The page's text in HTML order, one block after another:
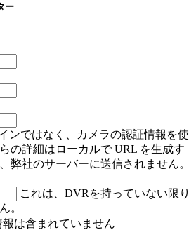
ー
ンではなく、カメラの認証情報を使
の詳細はローカルで URL を生成す
弊社のサーバーに送信されません。
これは、DVRを持っていない限り
。
報は含まれていません